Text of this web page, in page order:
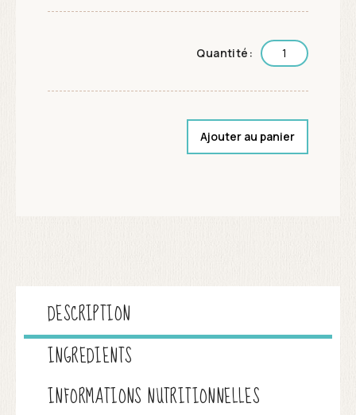
Quantité:
Ajouter au panier
DESCRIPTION
INGREDIENTS
INFORMATIONS NUTRITIONNELLES